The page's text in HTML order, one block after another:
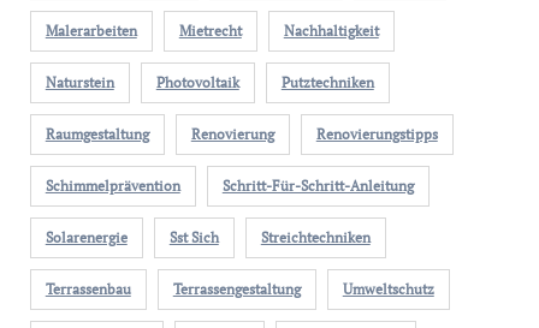
Malerarbeiten Mietrecht Nachhaltigkeit
Naturstein Photovoltaik Putztechniken
Raumgestaltung Renovierung Renovierungstipps
Schimmelprävention Schritt-Für-Schritt-Anleitung
Solarenergie Sst Sich Streichtechniken
Terrassenbau Terrassengestaltung Umweltschutz